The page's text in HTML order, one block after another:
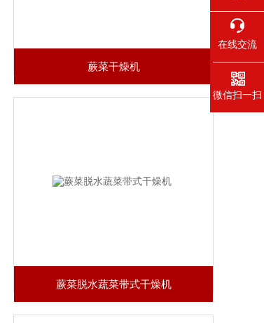
蕨菜干燥机
蕨菜脱水蔬菜带式干燥机
在线交流
微信扫一扫